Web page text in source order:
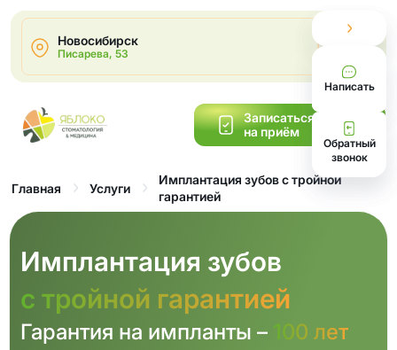
Новосибирск
Писарева, 53
Записаться
на приём
Главная Услуги
Имплантация зубов с тройной
гарантией
Имплантация зубов
с тройной гарантией
Гарантия на импланты – 100 лет
Написать
Обратный
звонок